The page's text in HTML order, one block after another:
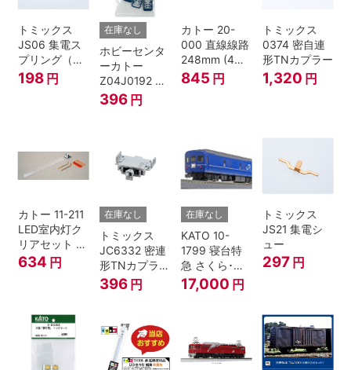
トミックス
JS06 集電ス
プリング（Ｌ
=7.5mm・4個
入） 鉄道模型
198 円
在庫なし
ホビーセンタ
ーカトー
Z04J0192 ク
モハ115 横須
賀色 ジャンパ
396 円
カトー 20-
000 直線線路
248mm (4本
入) Nゲージ
845 円
トミックス
0374 密自連
形TNカプラー
1,320 円
カトー 11-211
LED室内灯ク
リアセット N
ゲージ
634 円
在庫なし
トミックス
JC6332 密連
形TNカプラー
(SPグレー電
連付・211系)
396 円
在庫なし
KATO 10-
1799 寝台特
急 さくら･は
やぶさ/富士
24系 9両セッ
17,000 円
トミックス
JS21 集電シ
ュー
297 円